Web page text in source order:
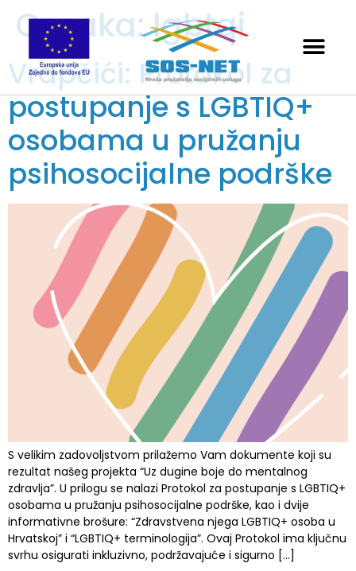
Oznaka:lgbtqi
Vrapčići: Protokol za
postupanje s LGBTIQ+
osobama u pružanju
psihosocijalne podrške
S velikim zadovoljstvom prilažemo Vam dokumente koji su
rezultat našeg projekta “Uz dugine boje do mentalnog
zdravlja”. U prilogu se nalazi Protokol za postupanje s LGBTIQ+
osobama u pružanju psihosocijalne podrške, kao i dvije
informativne brošure: “Zdravstvena njega LGBTIQ+ osoba u
Hrvatskoj” i “LGBTIQ+ terminologija”. Ovaj Protokol ima ključnu
svrhu osigurati inkluzivno, podržavajuće i sigurno […]